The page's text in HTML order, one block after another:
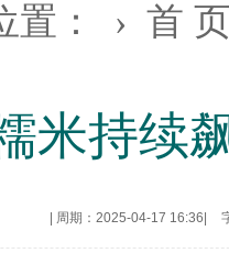
置： › 首
米持续
周期：2025-04-17 16:36